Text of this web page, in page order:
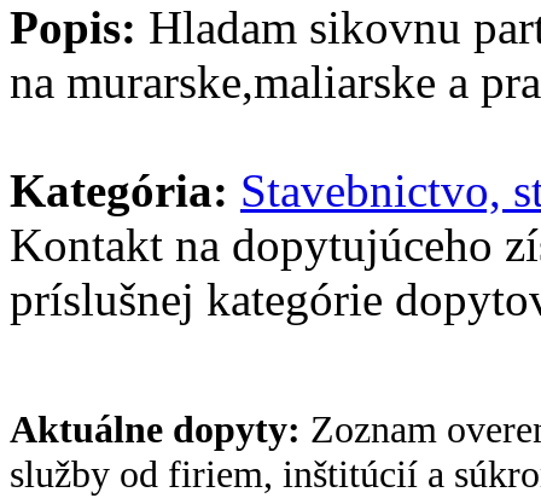
Popis: Hladam sikovnu
na murarske,maliarske a
Kategória: Stavebnictvo,
Kontakt na dopytujúceho
príslušnej kategórie
Aktuálne dopyty: Zoznam
služby od firiem, inštitúcií a